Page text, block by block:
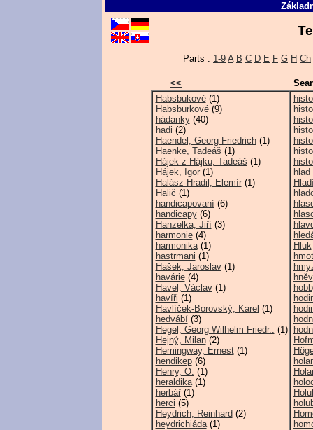
Parts : 1-9 A B C D E F G H Ch
<<
Habsbukové(1)
Habsburkové(9)
hádanky(40)
hadi (2)
Haendel, Georg Friedrich(1)
Haenke, Tadeáš (1)
Hájek z Hájku, Tadeáš (1)
Hájek, Igor(1)
Halász-Hradil, Elemír(1)
Halič (1)
handicapovaní(6)
handicapy(6)
Hanzelka, Jiří(3)
harmonie(4)
harmonika(1)
hastrmani (1)
Hašek, Jaroslav(1)
havárie(4)
Havel, Václav(1)
havíři (1)
Havlíček-Borovský, Karel (1)
hedvábí(3)
Hegel, Georg Wilhelm Friedr.. (1)
Hejný, Milan(2)
Hemingway, Ernest(1)
hendikep(6)
Henry, O. (1)
heraldika(1)
herbář(1)
herci (5)
Heydrich, Reinhard (2)
heydrichiáda(1)
hlad
Hluk
hněv